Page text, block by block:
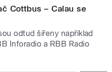
Cottbus – Calau se
odtud šířeny například
Inforadio a RBB Radio